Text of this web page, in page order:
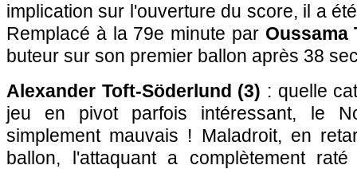
implication sur l'ouverture du score, il a
Remplacé à la 79e minute par Oussama
buteur sur son premier ballon après 38
Alexander Toft-Söderlund (3) : quelle
jeu en pivot parfois intéressant, le
simplement mauvais ! Maladroit, en
ballon, l'attaquant a complètement